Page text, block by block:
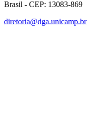
Brasil - CEP: 13083-869
diretoria@dga.unicamp.br